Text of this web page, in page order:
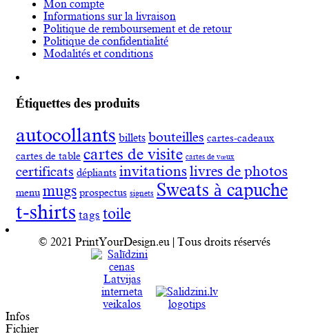
Mon compte
Informations sur la livraison
Politique de remboursement et de retour
Politique de confidentialité
Modalités et conditions
Étiquettes des produits
autocollants billets bouteilles cartes-cadeaux
cartes de table cartes de visite cartes de vœux
certificats dépliants invitationslivres de photos
menu mugs prospectus signets Sweats à capuche
t-shirts tags toile
© 2021 PrintYourDesign.eu | Tous droits réservés
Infos
Fichier